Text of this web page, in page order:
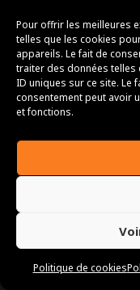
Pour offrir les meilleures
telles que les cookies
appareils. Le fait de
traiter des données telles
ID uniques sur ce site. Le
consentement peut avoir
et fonctions.
Politique de cookies
Atterrissage des
Doussard ,
Copyright